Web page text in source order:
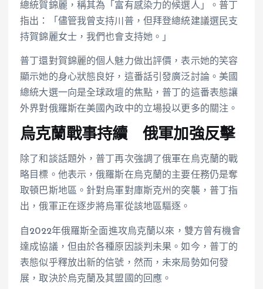
總統賀錦麗，稱其為「富有感染力的候選人」。普丁
指出：「儘管我曾支持川普，但拜登總統建議選民支
持賀錦麗女士，我們也會支持她。」
普丁還對賀錦麗的個人魅力做出評價，表示她的笑容
顯示她的身心狀態良好，這番話引發廣泛討論。美國
總統大選一向是全球政壇的焦點，普丁的這番表態讓
外界對俄羅斯在美國內政中的立場投以更多的關注。
烏克蘭戰事持續 俄軍加強反擊
除了和談話題外，普丁再次強調了俄軍在烏克蘭的戰
略目標。他表示，俄羅斯在烏克蘭的主要任務仍是奪
取頓巴斯地區。針對烏軍對庫斯克州的突襲，普丁指
出，俄軍正在逐步將烏軍從該地區驅逐。
自2022年俄羅斯全面進攻烏克蘭以來，雙方曾有機會
達成協議，但由於各種原因談判未果。如今，普丁的
表態似乎釋放出新的信號，然而，未來局勢如何發
展，取決於烏克蘭及其盟國的回應。